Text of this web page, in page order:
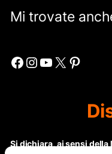
Mi trovate
Facebook Instagram YouTube X Pinterest
Si dichiara, ai sensi della